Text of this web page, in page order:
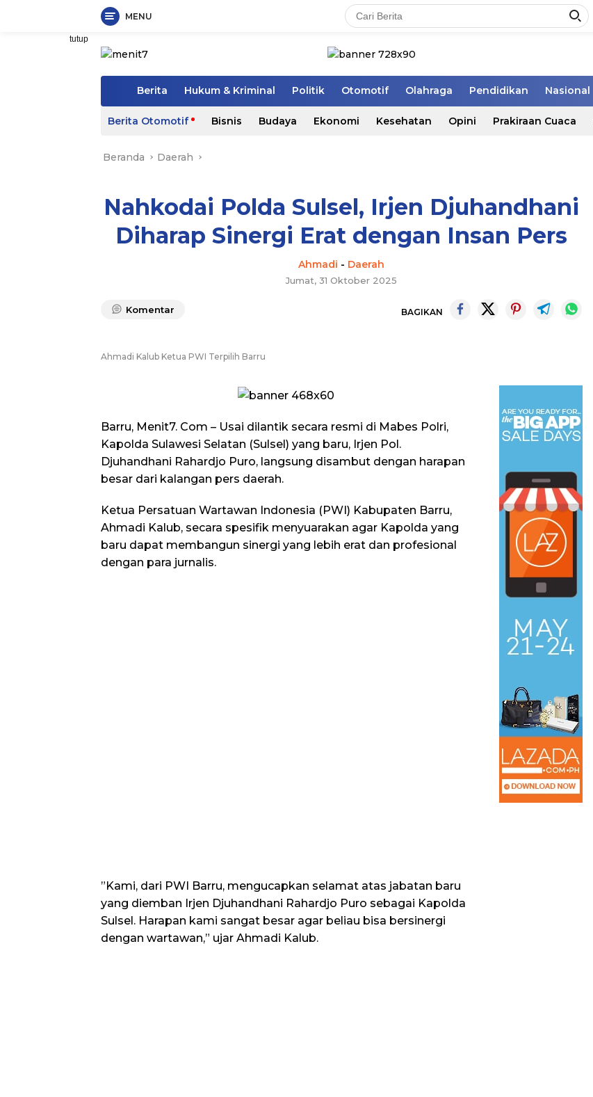
MENU
tutup
m
e
Berita Hukum & Kriminal Politik Otomotif Olahraga Pendidikan Nasional
Berita Otomotif Bisnis Budaya Ekonomi Kesehatan Opini Prakiraan Cuaca
Beranda Daerah
Nahkodai Polda Sulsel, Irjen Djuhandhani
Diharap Sinergi Erat dengan Insan Pers
Ahmadi - Daerah
Jumat, 31 Oktober 2025
Komentar BAGIKAN
Ahmadi Kalub Ketua PWI Terpilih Barru
​Barru, Menit7. Com – Usai dilantik secara resmi di Mabes Polri,
Kapolda Sulawesi Selatan (Sulsel) yang baru, Irjen Pol.
Djuhandhani Rahardjo Puro, langsung disambut dengan harapan
besar dari kalangan pers daerah.
Ketua Persatuan Wartawan Indonesia (PWI) Kabupaten Barru,
Ahmadi Kalub, secara spesifik menyuarakan agar Kapolda yang
baru dapat membangun sinergi yang lebih erat dan profesional
dengan para jurnalis.
​”Kami, dari PWI Barru, mengucapkan selamat atas jabatan baru
yang diemban Irjen Djuhandhani Rahardjo Puro sebagai Kapolda
Sulsel. Harapan kami sangat besar agar beliau bisa bersinergi
dengan wartawan,” ujar Ahmadi Kalub.